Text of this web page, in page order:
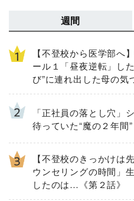
週間
【不登校から医学部へ
ール１「昼夜逆転」し
び”に連れ出した母の気
「正社員の落とし穴」
待っていた“魔の２年間”
【不登校のきっかけは
ウンセリングの時間」
したのは…《第２話》